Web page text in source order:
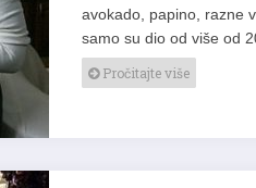
avokado, papino, razne
samo su dio od više od
Pročitajte više